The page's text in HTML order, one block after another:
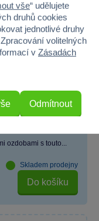
ozdobami s touto...
Skladem prodejny
Do košíku
vše“ udělujete
druhů cookies
jednotlivé druhy
Zpracování volitelných
v Zásadách
Odmítnout